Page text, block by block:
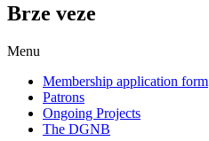
Brze veze
Menu
Membership application form
Patrons
Ongoing Projects
The DGNB